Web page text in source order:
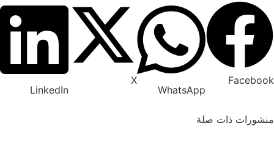
Facebook
WhatsApp
X
LinkedIn
منشورات ذات صلة